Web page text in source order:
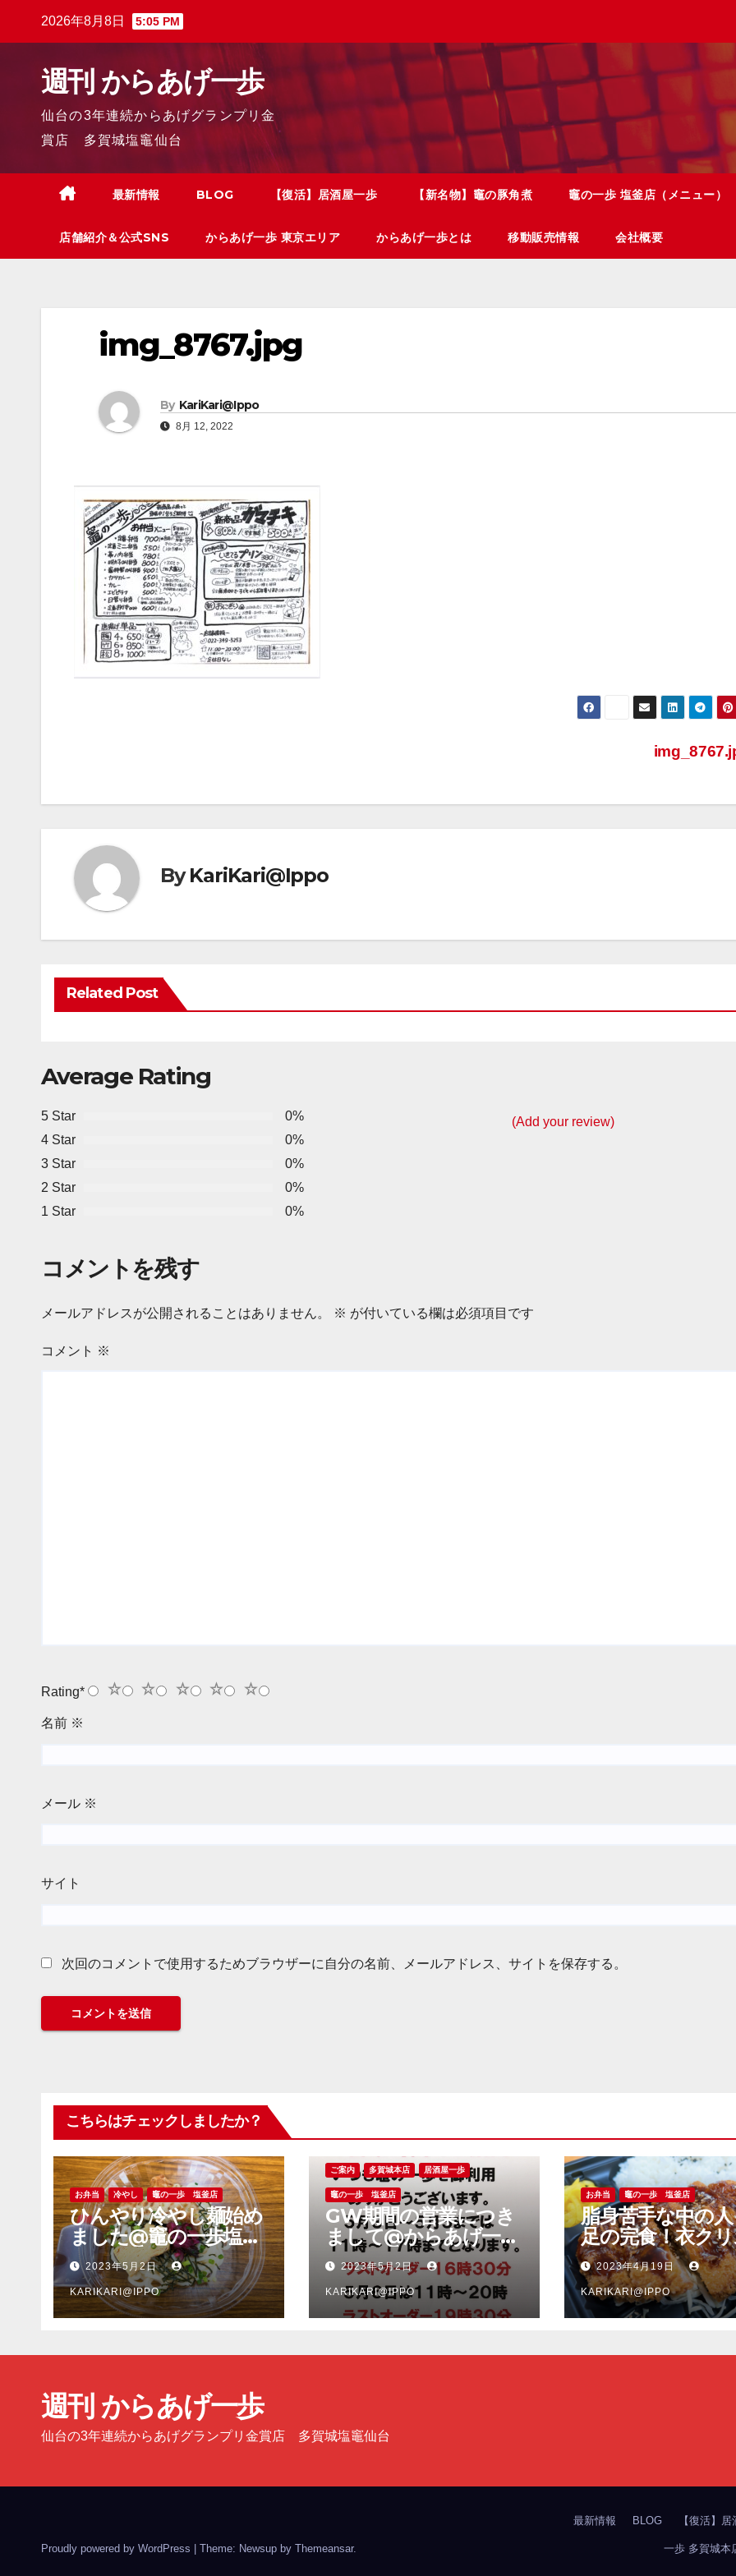
2026年8月8日 5:05 PM
週刊 からあげ一歩
仙台の3年連続からあげグランプリ金
賞店 多賀城塩竈仙台
最新情報 BLOG 【復活】居酒屋一歩 【新名物】竈の豚角煮 竈の一歩 塩釜店（メニュー）
店舗紹介＆公式SNS からあげ一歩 東京エリア からあげ一歩とは 移動販売情報 会社概要
img_8767.jpg
By KariKari@Ippo
8月 12, 2022
ByKariKari@Ippo
Related Post
Average Rating
5 Star
0%
4 Star
0%
3 Star
0%
2 Star
0%
1 Star
0%
(Add your review)
コメントを残す
メールアドレスが公開されることはありません。 ※ が付いている欄は必須項目です
コメント ※
Rating* 5
4
3
2
1
名前 ※
メール ※
サイト
次回のコメントで使用するためブラウザーに自分の名前、メールアドレス、サイトを保存する。
こちらはチェックしましたか？
お弁当 冷やし 竈の一歩 塩釜店
ひんやり冷やし麺始め
ました@竈の一歩塩釜
店2023年5月2日
KARIKARI@IPPO
ご案内 多賀城本店 居酒屋一歩
竈の一歩 塩釜店
GW期間の営業につき
まして@からあげ一歩
多賀城本店、竈の一歩
塩釜店
2023年5月2日
KARIKARI@IPPO
お弁当 竈の一歩 塩釜店
脂身苦手な中の
足の完食！衣ク
ー、脂身少な目
い豚肉のソース
ツ弁当＠竈の一
店
2023年4月19日
KARIKARI@IPPO
週刊 からあげ一歩
仙台の3年連続からあげグランプリ金賞店 多賀城塩竈仙台
Proudly powered by WordPress | Theme: Newsup by Themeansar.
最新情報 BLOG 【復活】
一歩 多賀城本